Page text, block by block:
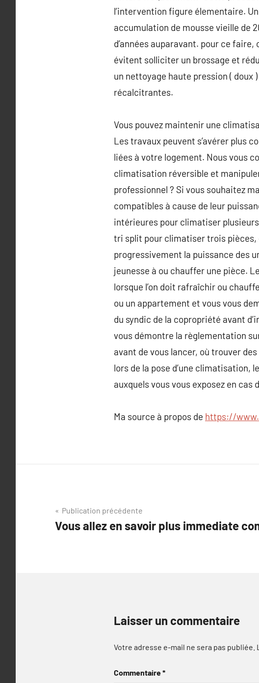
l’intervention figure élementaire.
accumulation de mousse vieille de
d’années auparavant. pour ce
évitent solliciter un brossage et
un nettoyage haute pression (
récalcitrantes.
Vous pouvez maintenir une
Les travaux peuvent s’avérer plus
liées à votre logement. Nous vous
climatisation réversible et
professionnel ? Si vous souhaitez
compatibles à cause de leur
intérieures pour climatiser
tri split pour climatiser trois
progressivement la puissance des
jeunesse à ou chauffer une pièce.
lorsque l’on doit rafraîchir ou
ou un appartement et vous vous
du syndic de la copropriété avant
vous démontre la règlementation
avant de vous lancer, où trouver
lors de la pose d’une climatisation,
auxquels vous vous exposez en
Ma source à propos de https://
Navigation
de
Publication précédente
Vous allez en savoir plus immediate
Laisser un commentaire
Votre adresse e-mail ne sera pas publiée.
Commentaire*